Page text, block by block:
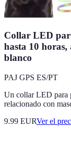
Collar LED
hasta 10
blanco
PAJ GPS ES/PT
Un collar LED para
relacionado con
9.99 EURVer el